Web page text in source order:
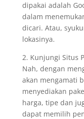
dipakai adalah
dalam
dicari. Atau,
lokasinya.
2. Kunjungi Situs
Nah, dengan
akan mengamati
menyediakan
harga, tipe dan
dapat memilih